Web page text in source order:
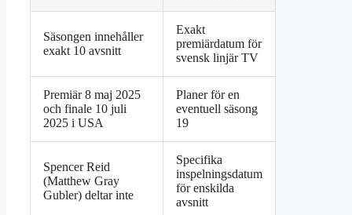
Säsongen innehåller
exakt 10 avsnitt
Exakt
premiärdatum för
svensk linjär TV
Premiär 8 maj 2025
och finale 10 juli
2025 i USA
Planer för en
eventuell säsong
19
Spencer Reid
(Matthew Gray
Gubler) deltar inte
Specifika
inspelningsdatum
för enskilda
avsnitt